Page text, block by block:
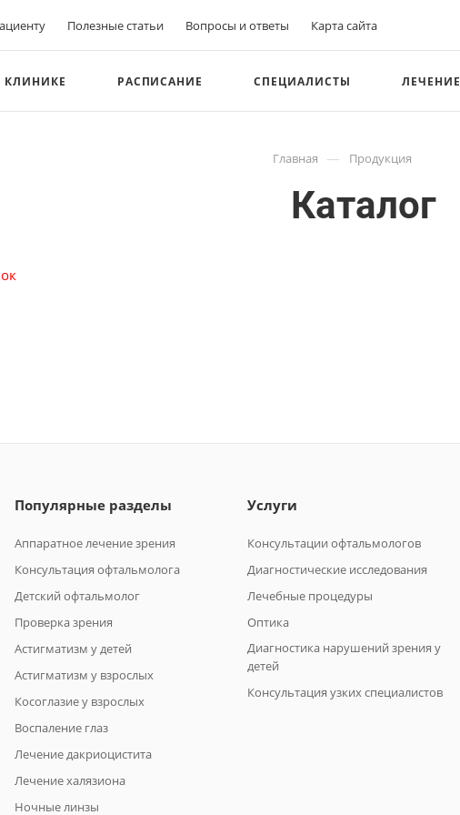
Полезные статьи Вопросы и ответы Карта сайта
КЛИНИКЕ РАСПИСАНИЕ СПЕЦИАЛИСТЫ ЛЕЧЕНИЕ
Главная — Продукция
Каталог
Популярные разделы
Аппаратное лечение зрения
Консультация офтальмолога
Детский офтальмолог
Проверка зрения
Астигматизм у детей
Астигматизм у взрослых
Косоглазие у взрослых
Воспаление глаз
Лечение дакриоцистита
Лечение халязиона
Ночные линзы
Услуги
Консультации офтальмологов
Диагностические исследования
Лечебные процедуры
Оптика
Диагностика нарушений зрения у
детей
Консультация узких специалистов